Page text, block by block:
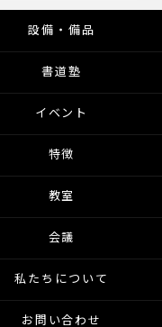
設備・備品
書道塾
イベント
特徴
教室
会議
私たちについて
お問い合わせ